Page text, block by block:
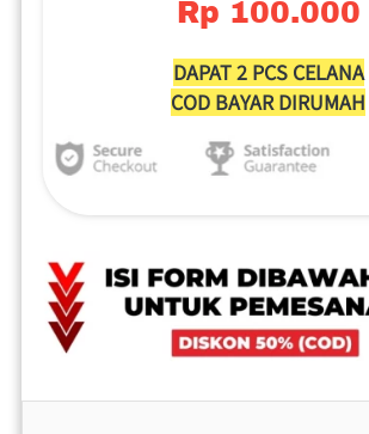
Rp 100.000
DAPAT 2 PCS CELANA
COD BAYAR DIRUMAH